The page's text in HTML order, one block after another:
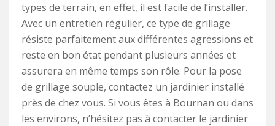
types de terrain, en effet, il est facile de l’installer.
Avec un entretien régulier, ce type de grillage
résiste parfaitement aux différentes agressions et
reste en bon état pendant plusieurs années et
assurera en même temps son rôle. Pour la pose
de grillage souple, contactez un jardinier installé
près de chez vous. Si vous êtes à Bournan ou dans
les environs, n’hésitez pas à contacter le jardinier